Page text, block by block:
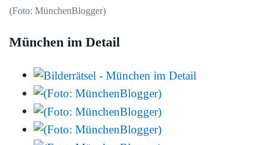
(Foto: MünchenBlogger)
München im Detail